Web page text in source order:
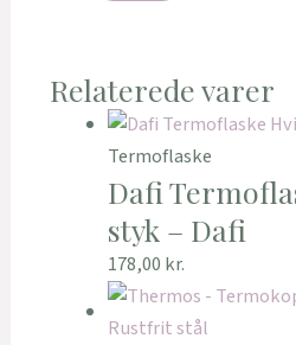
Relaterede varer
Termoflaske
Dafi
styk – Dafi
178,00 kr.